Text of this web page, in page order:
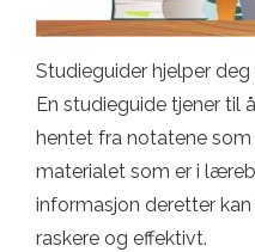
Studieguider hjelper
En studieguide tjener til
hentet fra notatene
materialet som er i
informasjon deretter
raskere og effektivt.